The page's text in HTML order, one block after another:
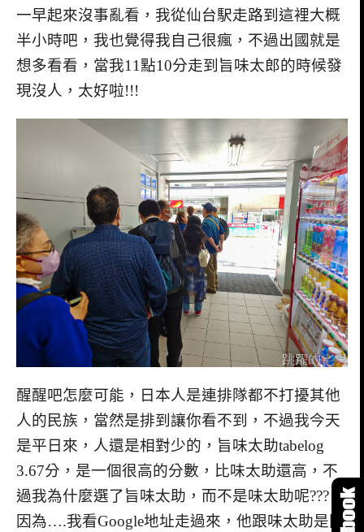
一早起來沒事亂看，我從仙台駅走路到這裡大概
半小時吧，我也覺得我自己很瘋，不過出國就是
想多看看，當我11點10分走到旨味太郎的時候發
現沒人，太好啦!!!
醒醒吧怎麼可能，日本人是連排隊都不打擾其他
人的民族，當然是排到讓你看不到，不過我今天
是平日來，人還是相對少的，旨味太助tabelog
3.67分，是一個很高的分數，比味太助還高，不
過我為什麼選了旨味太助，而不是味太助呢???
因為….我看Google地址走過來，他跟味太助是同